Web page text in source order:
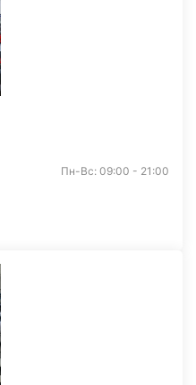
Пн-Вс: 09:00 - 21:00